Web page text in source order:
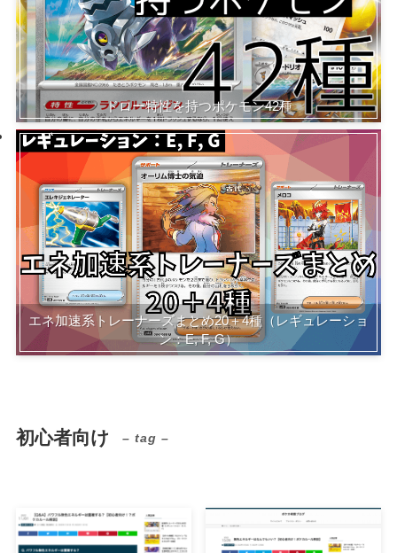
ドロー特性を持つポケモン42種
エネ加速系トレーナーズまとめ20＋4種（レギュレーショ
ン：E, F, G）
初心者向け – tag –